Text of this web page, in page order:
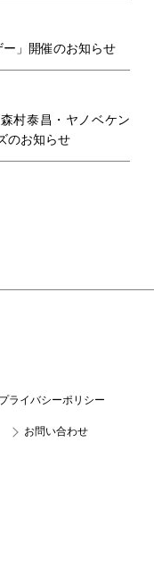
」開催のお知らせ
村泰昌・ヤノベケン
のお知らせ
プライバシーポリシー
お問い合わせ